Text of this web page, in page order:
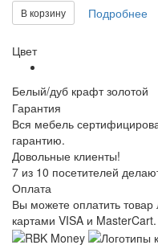
В корзину Подробнее
Цвет
Белый/дуб крафт золотой
Гарантия
Вся мебель
гарантию.
Довольные клиенты!
7 из 10 посетителей
Оплата
Вы можете оплатить
картами VISA и MasterCart.